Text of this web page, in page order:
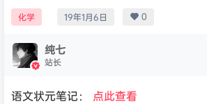
化学 19年1月6日 0
纯七
站长
语文状元笔记： 点此查看